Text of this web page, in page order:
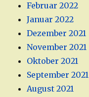
Februar 2022
Januar 2022
Dezember 2021
November 2021
Oktober 2021
September 2021
August 2021